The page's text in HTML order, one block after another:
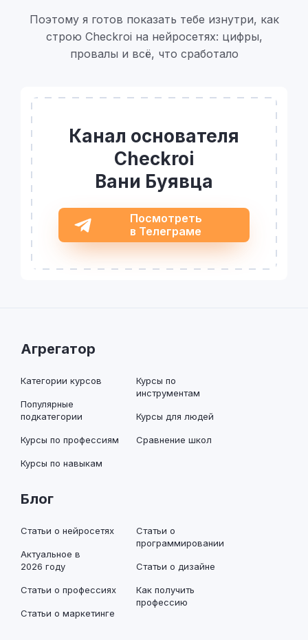
Поэтому я готов показать тебе изнутри, как
строю Checkroi на нейросетях: цифры,
провалы и всё, что сработало
Канал основателя
Checkroi
Вани Буявца
Посмотреть
в Телеграме
Агрегатор
Категории курсов
Популярные
подкатегории
Курсы по профессиям
Курсы по навыкам
Курсы по
инструментам
Курсы для людей
Сравнение школ
Блог
Статьи о нейросетях
Актуальное в
2026 году
Статьи о профессиях
Статьи о маркетинге
Статьи о
программировании
Статьи о дизайне
Как получить
профессию